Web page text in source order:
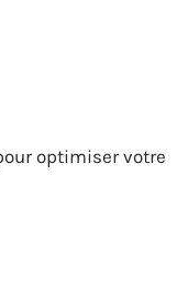
optimiser votre